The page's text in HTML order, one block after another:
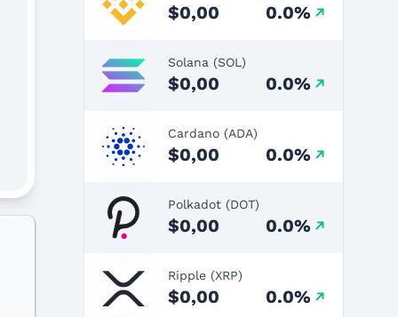
$0,00 0.0%
Solana (SOL)
$0,00 0.0%
Cardano (ADA)
$0,00 0.0%
Polkadot (DOT)
$0,00 0.0%
Ripple (XRP)
$0,00 0.0%